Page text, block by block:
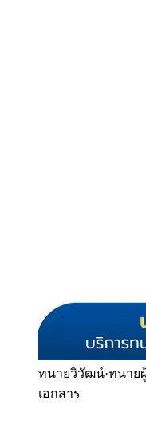
ทนายวิวัฒน์·ทนาย
เอกสาร